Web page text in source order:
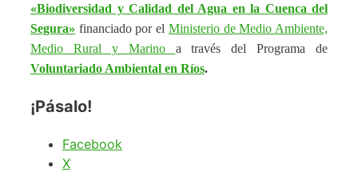
«Biodiversidad y Calidad del Agua en la Cuenca del
Segura» financiado por el Ministerio de Medio Ambiente,
Medio Rural y Marino a través del Programa de
Voluntariado Ambiental en Ríos.
¡Pásalo!
Facebook
X